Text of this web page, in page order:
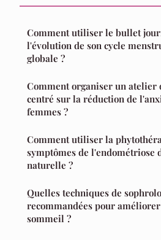
Comment utiliser le bullet
l'évolution de son cycle
globale ?
Comment organiser un atelier
centré sur la réduction de
femmes ?
Comment utiliser la
symptômes de l'endométriose
naturelle ?
Quelles techniques de
recommandées pour
sommeil ?